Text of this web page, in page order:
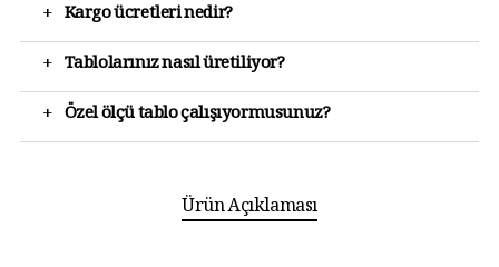
+ Kargo ücretleri nedir?
+ Tablolarınız nasıl üretiliyor?
+ Özel ölçü tablo çalışıyormusunuz?
Ürün Açıklaması